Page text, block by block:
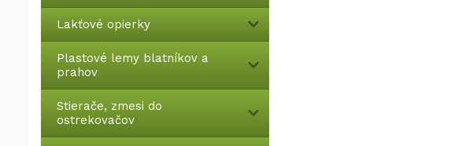
Lakťové opierky
Plastové lemy blatníkov a
prahov
Stierače, zmesi do
ostrekovačov